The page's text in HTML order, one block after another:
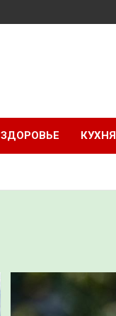
ЗДОРОВЬЕ КУХНЯ